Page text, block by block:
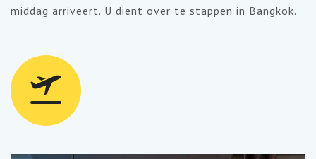
middag arriveert. U dient over te stappen in Bangkok.